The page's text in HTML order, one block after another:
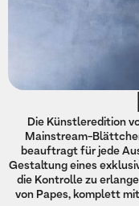
Die Künstleredition
Mainstream-
beauftragt für jede
Gestaltung eines
die Kontrolle zu
von Papes, komplett